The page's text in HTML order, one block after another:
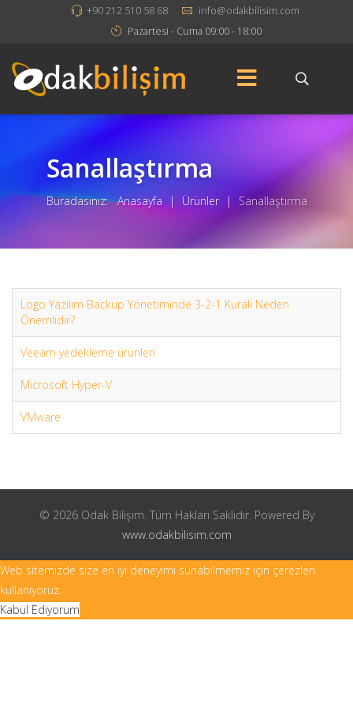
+90 212 510 58 68
info@odakbilisim.com
Pazartesi - Cuma 09:00 - 18:00
Sanallaştırma
Buradasınız: Anasayfa | Ürünler | Sanallaştırma
Logo Yazılım Backup Yönetiminde 3-2-1 Kuralı Neden
Önemlidir?
Veeam yedekleme ürünleri
Microsoft Hyper-V
VMware
© 2026 Odak Bilişim. Tüm Hakları Saklıdır. Powered By
www.odakbilisim.com
Web sitemizde size en iyi deneyimi sunabilmemiz için çerezleri
kullanıyoruz.
Kabul Ediyorum